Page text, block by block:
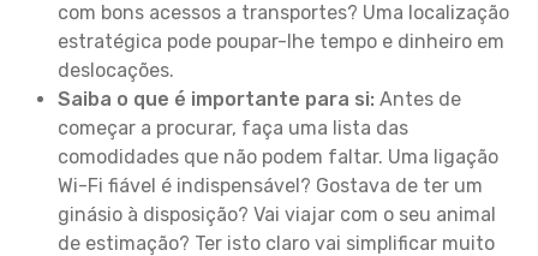
com bons acessos a transportes? Uma localização
estratégica pode poupar-lhe tempo e dinheiro em
deslocações.
Saiba o que é importante para si: Antes de
começar a procurar, faça uma lista das
comodidades que não podem faltar. Uma ligação
Wi-Fi fiável é indispensável? Gostava de ter um
ginásio à disposição? Vai viajar com o seu animal
de estimação? Ter isto claro vai simplificar muito